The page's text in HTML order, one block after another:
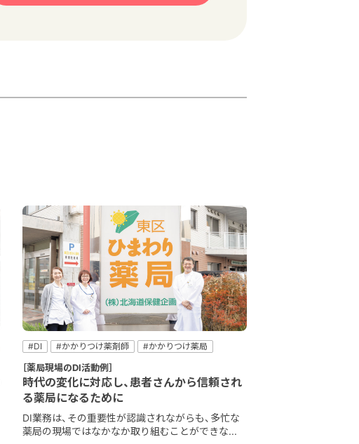
#DI #かかりつけ薬剤師
#かかりつけ薬局
#服薬指導
［薬局現場のDI活動例］
時代の変化に対応し、患者さんから信頼され
る薬局になるために
DI業務は、その重要性が認識されながらも、多忙な
薬局の現場ではなかなか取り組むことができな...